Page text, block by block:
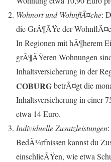
Wohnort und WohnflÃ¤che:
die GrÃ¶ÃŸe der
In Regionen mit hÃ¶herem
grÃ¶ÃŸeren Wohnungen
Inhaltsversicherung in der
COBURGbetrÃ¤gt die
Inhaltsversicherung in einer
etwa 14 Euro.
Individuelle Zusatzleistungen
BedÃ¼rfnissen kannst du
einschlieÃŸen, wie etwa